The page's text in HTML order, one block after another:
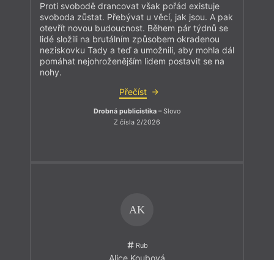
Proti svobodě drancovat však pořád existuje
svoboda zůstat. Přebývat u věcí, jak jsou. A pak
otevřít novou budoucnost. Během pár týdnů se
lidé složili na brutálním způsobem okradenou
neziskovku Tady a teď a umožnili, aby mohla dál
pomáhat nejohroženějším lidem postavit se na
nohy.
Přečíst
Drobná publicistika – Slovo
Z čísla 2/2026
AK
Rub
Alice Koubová